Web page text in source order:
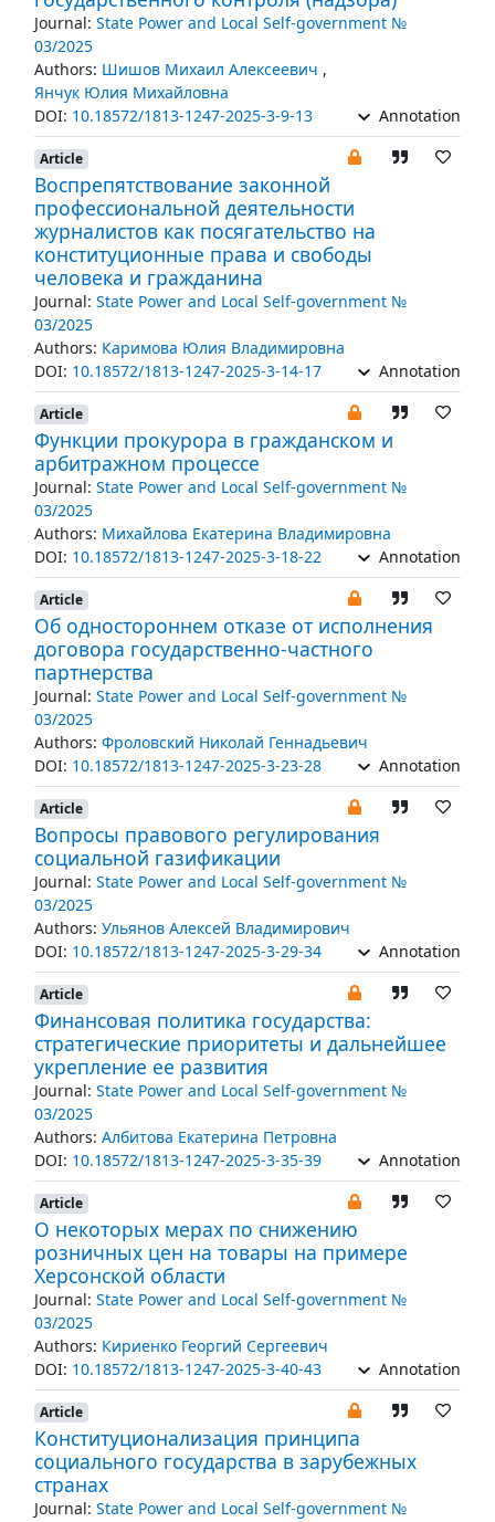
Journal: State Power and Local Self-government №
03/2025
Authors: Шишов Михаил Алексеевич ,
Янчук Юлия Михайловна
DOI: 10.18572/1813-1247-2025-3-9-13 Annotation
Article
Воспрепятствование законной
профессиональной деятельности
журналистов как посягательство на
конституционные права и свободы
человека и гражданина
Journal: State Power and Local Self-government №
03/2025
Authors: Каримова Юлия Владимировна
DOI: 10.18572/1813-1247-2025-3-14-17 Annotation
Article
Функции прокурора в гражданском и
арбитражном процессе
Journal: State Power and Local Self-government №
03/2025
Authors: Михайлова Екатерина Владимировна
DOI: 10.18572/1813-1247-2025-3-18-22 Annotation
Article
Об одностороннем отказе от исполнения
договора государственно-частного
партнерства
Journal: State Power and Local Self-government №
03/2025
Authors: Фроловский Николай Геннадьевич
DOI: 10.18572/1813-1247-2025-3-23-28 Annotation
Article
Вопросы правового регулирования
социальной газификации
Journal: State Power and Local Self-government №
03/2025
Authors: Ульянов Алексей Владимирович
DOI: 10.18572/1813-1247-2025-3-29-34 Annotation
Article
Финансовая политика государства:
стратегические приоритеты и дальнейшее
укрепление ее развития
Journal: State Power and Local Self-government №
03/2025
Authors: Албитова Екатерина Петровна
DOI: 10.18572/1813-1247-2025-3-35-39 Annotation
Article
О некоторых мерах по снижению
розничных цен на товары на примере
Херсонской области
Journal: State Power and Local Self-government №
03/2025
Authors: Кириенко Георгий Сергеевич
DOI: 10.18572/1813-1247-2025-3-40-43 Annotation
Article
Конституционализация принципа
социального государства в зарубежных
странах
Journal: State Power and Local Self-government №